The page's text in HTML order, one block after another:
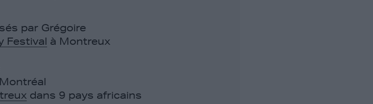
par Grégoire
Festival à Montreux
dans 9 pays africains